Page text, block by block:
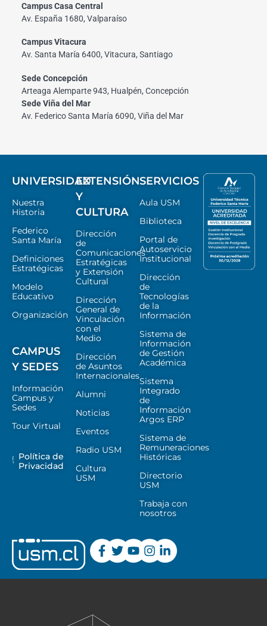
Campus Casa Central
Av. España 1680, Valparaíso
Campus Vitacura
Av. Santa María 6400, Vitacura, Santiago
Sede Concepción
Arteaga Alemparte 943, Hualpén, Concepción
Sede Viña del Mar
Av. Federico Santa María 6090, Viña del Mar
UNIVERSIDAD
Nuestra
Historia
Federico
Santa María
Definiciones
Estratégicas
Modelo
Educativo
Organización
CAMPUS
Y SEDES
Información
Campus y
Sedes
Tour Virtual
Política de
Privacidad
EXTENSIÓN
Y
CULTURA
Dirección
de
Comunicaciones
Estratégicas
y Extensión
Cultural
Dirección
General de
Vinculación
con el
Medio
Dirección
de Asuntos
Internacionales
Alumni
Noticias
Eventos
Radio USM
Cultura
USM
SERVICIOS
Aula USM
Biblioteca
Portal de
Autoservicio
Institucional
Dirección
de
Tecnologías
de la
Información
Sistema de
Información
de Gestión
Académica
Sistema
Integrado
de
Información
Argos ERP
Sistema de
Remuneraciones
Históricas
Directorio
USM
Trabaja con
nosotros